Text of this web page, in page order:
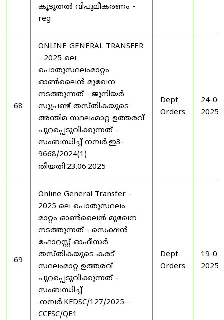
കൂടുതൽ വിപുലീകരണം -
reg
68
ONLINE GENERAL TRANSFER
- 2025 ലെ
പൊതുസ്ഥലംമാറ്റം
ഓൺലൈൻ മുഖേന
നടത്തുന്നത് - ജൂനിയർ
സൂപ്രണ്ട് തസ്തികയുടെ
അന്തിമ സ്ഥലംമാറ്റ ഉത്തരവ്
പുറപ്പെടുവിക്കുന്നത് -
സംബന്ധിച്ച് നമ്പർ.ഇ3-
9668/2024(1)
തീയതി:23.06.2025
Dept
Orders
24-
2025
69
Online General Transfer -
2025 ലെ പൊതുസ്ഥലം
മാറ്റം ഓൺലൈൻ മുഖേന
നടത്തുന്നത് - സെക്ഷൻ
ഫോറസ്റ്റ് ഓഫീസർ
തസ്തികയുടെ കരട്
സ്ഥലംമാറ്റ ഉത്തരവ്
പുറപ്പെടുവിക്കുന്നത് -
സംബന്ധിച്ച്
.നമ്പർ.KFDSC/127/2025 -
CCFSC/QE1
Dept
Orders
19-
2025